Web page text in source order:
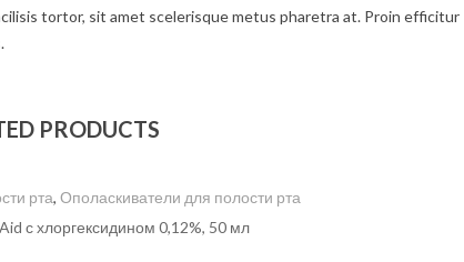
tortor, sit amet scelerisque metus pharetra at. Proin efficitur
PRODUCTS
рта, Ополаскиватели для полости рта
с хлоргексидином 0,12%, 50 мл